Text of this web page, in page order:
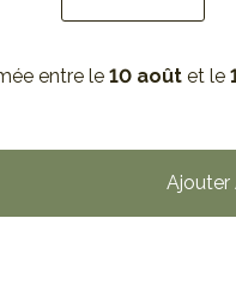
entre le 10 août et le
Ajouter